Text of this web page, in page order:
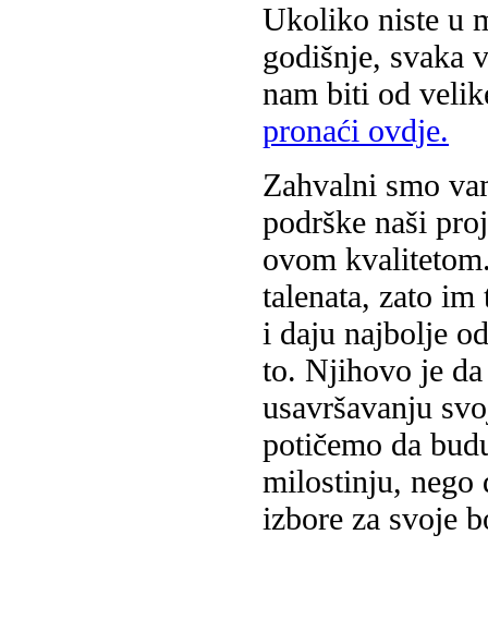
Ukoliko niste u
godišnje, svaka
nam biti od
pronaći ovdje.
Zahvalni smo
podrške naši
ovom
talenata, zato
i daju najbolje
to. Njihovo je
usavršavanju
potičemo da
milostinju, nego
izbore za svoje